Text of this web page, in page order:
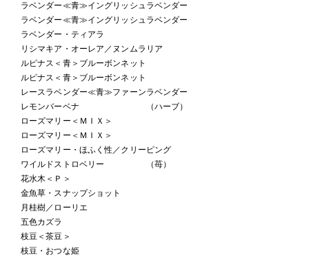
ラベンダー≪青≫イングリッシュラベンダー
ラベンダー≪青≫イングリッシュラベンダー
ラベンダー・ティアラ
リシマキア・オーレア／ヌンムラリア
ルピナス＜青＞ブルーボンネット
ルピナス＜青＞ブルーボンネット
レースラベンダー≪青≫ファーンラベンダー
レモンバーベナ （ハーブ）
ローズマリー＜ＭＩＸ＞
ローズマリー＜ＭＩＸ＞
ローズマリー・ほふく性／クリーピング
ワイルドストロベリー （苺）
花水木＜Ｐ＞
金魚草・スナップショット
月桂樹／ローリエ
五色カズラ
枝豆＜茶豆＞
枝豆・おつな姫